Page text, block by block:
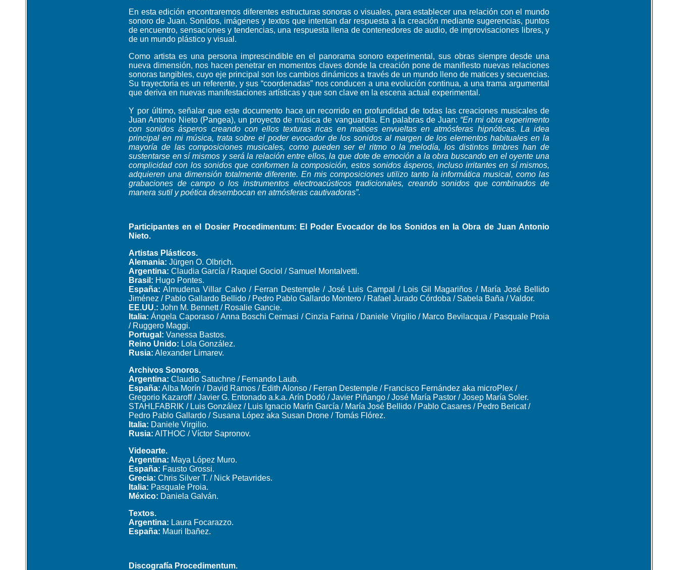
En esta edición encontraremos diferentes estructuras sonoras o visuales, para establecer una relación con el mundo
sonoro de Juan. Sonidos, imágenes y textos que intentan dar respuesta a la creación mediante sugerencias, puntos
de encuentro, sensaciones y tendencias, una respuesta llena de contenedores de audio, de improvisaciones libres, y
de un mundo plástico y visual.
Como artista es una persona imprescindible en el panorama sonoro experimental, sus obras siempre desde una
nueva dimensión, nos hacen penetrar en momentos claves donde la creación pone de manifiesto nuevas relaciones
sonoras tangibles, cuyo eje principal son los cambios dinámicos a través de un mundo lleno de matices y secuencias.
Su trayectoria es un referente, y sus “coordenadas” nos conducen a una evolución continua, a una trama argumental
que deriva en nuevas manifestaciones artísticas y que son clave en la escena actual experimental.
Y por último, señalar que este documento hace un recorrido en profundidad de todas las creaciones musicales de
Juan Antonio Nieto (Pangea), un proyecto de música de vanguardia. En palabras de Juan: “En mi obra experimento
con sonidos ásperos creando con ellos texturas ricas en matices envueltas en atmósferas hipnóticas. La idea
principal en mi música, trata sobre el poder evocador de los sonidos al margen de los elementos habituales en la
mayoría de las composiciones musicales, como pueden ser el ritmo o la melodía, los distintos timbres han de
sustentarse en sí mismos y será la relación entre ellos, la que dote de emoción a la obra buscando en el oyente una
complicidad con los sonidos que conformen la composición, estos sonidos ásperos, incluso irritantes en sí mismos,
adquieren una dimensión totalmente diferente. En mis composiciones utilizo tanto la informática musical, como las
grabaciones de campo o los instrumentos electroacústicos tradicionales, creando sonidos que combinados de
manera sutil y poética desembocan en atmósferas cautivadoras”.
Participantes en el Dosier Procedimentum: El Poder Evocador de los Sonidos en la Obra de Juan Antonio
Nieto.
Artistas Plásticos.
Alemania: Jürgen O. Olbrich.
Argentina: Claudia García / Raquel Gociol / Samuel Montalvetti.
Brasil: Hugo Pontes.
España: Almudena Villar Calvo / Ferran Destemple / José Luis Campal / Lois Gil Magariños / María José Bellido
Jiménez / Pablo Gallardo Bellido / Pedro Pablo Gallardo Montero / Rafael Jurado Córdoba / Sabela Baña / Valdor.
EE.UU.: John M. Bennett / Rosalie Gancie.
Italia: Ángela Caporaso / Anna Boschi Cermasi / Cinzia Farina / Daniele Virgilio / Marco Bevilacqua / Pasquale Proia
/ Ruggero Maggi.
Portugal: Vanessa Bastos.
Reino Unido: Lola González.
Rusia: Alexander Limarev.
Archivos Sonoros.
Argentina: Claudio Satuchne / Fernando Laub.
España: Alba Morín / David Ramos / Edith Alonso / Ferran Destemple / Francisco Fernández aka microPlex /
Gregorio Kazaroff / Javier G. Entonado a.k.a. Arín Dodó / Javier Piñango / José María Pastor / Josep María Soler.
STAHLFABRIK / Luis González / Luis Ignacio Marín García / María José Bellido / Pablo Casares / Pedro Bericat /
Pedro Pablo Gallardo / Susana López aka Susan Drone / Tomás Flórez.
Italia: Daniele Virgilio.
Rusia: AITHOC / Víctor Sapronov.
Videoarte.
Argentina: Maya López Muro.
España: Fausto Grossi.
Grecia: Chris Silver T. / Nick Petavrides.
Italia: Pasquale Proia.
México: Daniela Galván.
Textos.
Argentina: Laura Focarazzo.
España: Mauri Ibañez.
Discografía Procedimentum.